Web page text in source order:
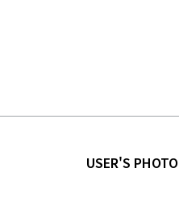
USER'S PHOTO